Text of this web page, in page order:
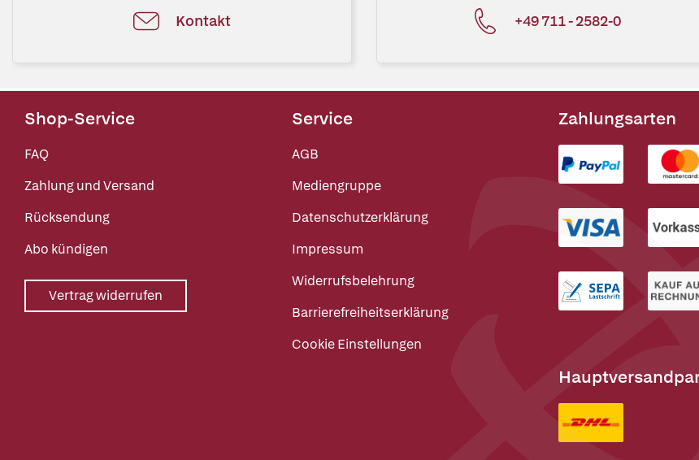
Kontakt +49 711 - 2582-0
Shop-Service
FAQ
Zahlung und Versand
Rücksendung
Abo kündigen
Vertrag widerrufen
Service
AGB
Mediengruppe
Datenschutzerklärung
Impressum
Widerrufsbelehrung
Barrierefreiheitserklärung
Cookie Einstellungen
Zahlungsarten